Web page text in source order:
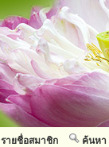
ค้นหา
รายชื่อสมาชิก